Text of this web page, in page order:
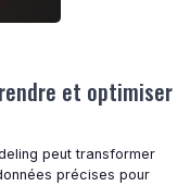
et optimiser
peut transformer
précises pour